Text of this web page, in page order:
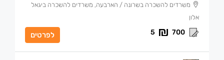
משרדים להשכרה בשרונה / הארבעה, משרדים להשכרה ביגאל
אלון
700
5 לפרטים